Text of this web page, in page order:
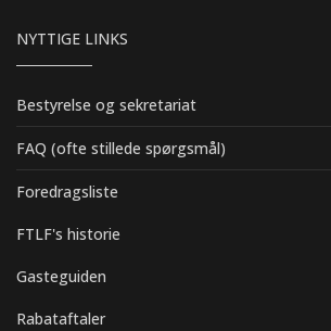
NYTTIGE LINKS
Bestyrelse og sekretariat
FAQ (ofte stillede spørgsmål)
Foredragsliste
FTLF's historie
Gasteguiden
Rabataftaler